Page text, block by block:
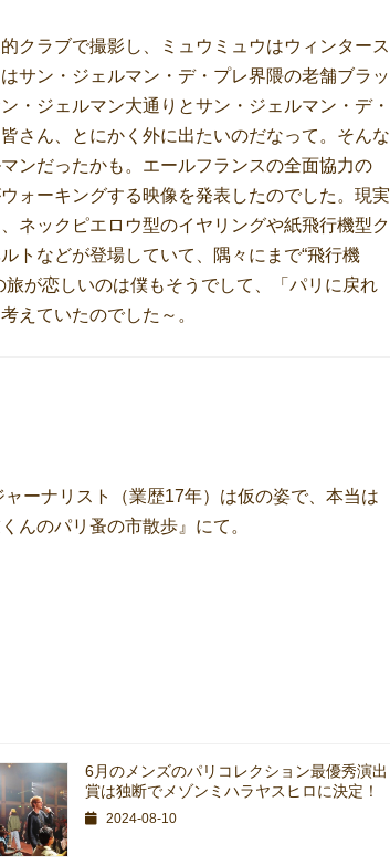
クラブで撮影し、ミュウミュウはウィンタース
サン・ジェルマン・デ・プレ界隈の老舗ブラッ
・ジェルマン大通りとサン・ジェルマン・デ・
さん、とにかく外に出たいのだなって。そんな
ンだったかも。エールフランスの全面協力の
ォーキングする映像を発表したのでした。現実
ネックピエロウ型のイヤリングや紙飛行機型ク
トなどが登場していて、隅々にまで“飛行機
が恋しいのは僕もそうでして、「パリに戻れ
えていたのでした～。
ーナリスト（業歴17年）は仮の姿で、本当は
んのパリ蚤の市散歩』にて。
6月のメンズのパリコレクション最優秀演出
賞は独断でメゾンミハラヤスヒロに決定！
2024-08-10